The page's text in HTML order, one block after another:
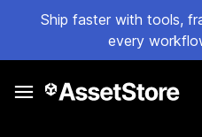
Ship faster with tools,
every